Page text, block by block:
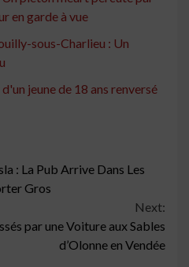
en garde à vue
sous-Charlieu : Un
jeune de 18 ans renversé
: La Pub Arrive Dans Les
Gros
Next:
par une Voiture aux Sables
d’Olonne en Vendée